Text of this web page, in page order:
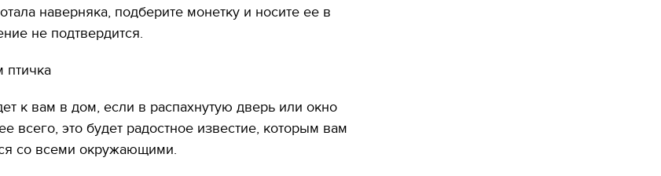
наверняка, подберите монетку и носите ее в
не подтвердится.
птичка
к вам в дом, если в распахнутую дверь или окно
всего, это будет радостное известие, которым вам
со всеми окружающими.